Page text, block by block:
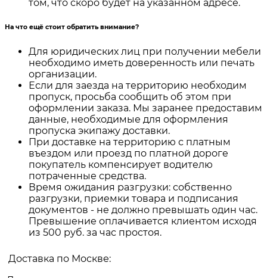
том, что скоро будет на указанном адресе.
На что ещё стоит обратить внимание?
Для юридических лиц при получении мебели
необходимо иметь доверенность или печать
организации.
Если для заезда на территорию необходим
пропуск, просьба сообщить об этом при
оформлении заказа. Мы заранее предоставим
данные, необходимые для оформления
пропуска экипажу доставки.
При доставке на территорию с платным
въездом или проезд по платной дороге
покупатель компенсирует водителю
потраченные средства.
Время ожидания разгрузки: собственно
разгрузки, приемки товара и подписания
документов - не должно превышать один час.
Превышение оплачивается клиентом исходя
из 500 руб. за час простоя.
Доставка по Москве: